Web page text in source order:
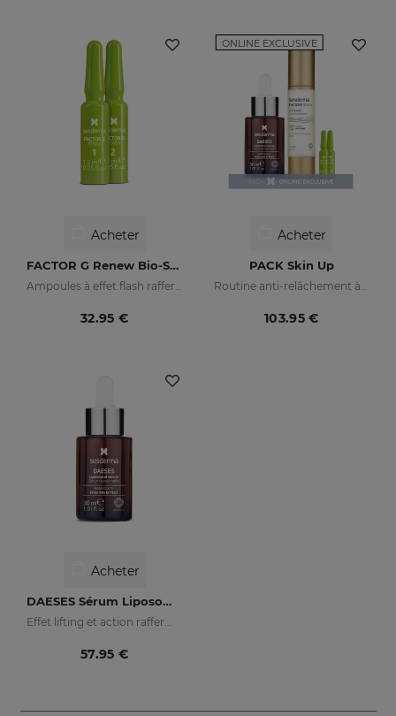
Acheter
FACTOR G Renew Bio-Stimulating Ampoules. Weekly Plan
Ampoules à effet flash raffermissant
32.95 €
ONLINE EXCLUSIVE
Acheter
PACK Skin Up
Routine anti-relâchement à effet tenseur immédiat
103.95 €
Acheter
DAESES Sérum Liposomal
Effet lifting et action raffermissante longue durée
57.95 €